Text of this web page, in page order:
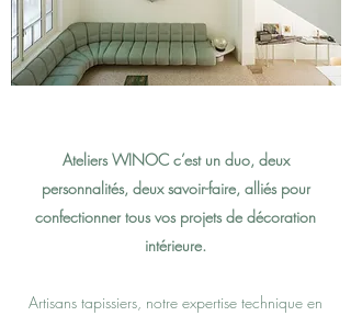
Ateliers WINOC c’est un duo, deux
personnalités, deux savoir-faire, alliés pour
confectionner tous vos projets de décoration
intérieure.
Artisans tapissiers, notre expertise technique en